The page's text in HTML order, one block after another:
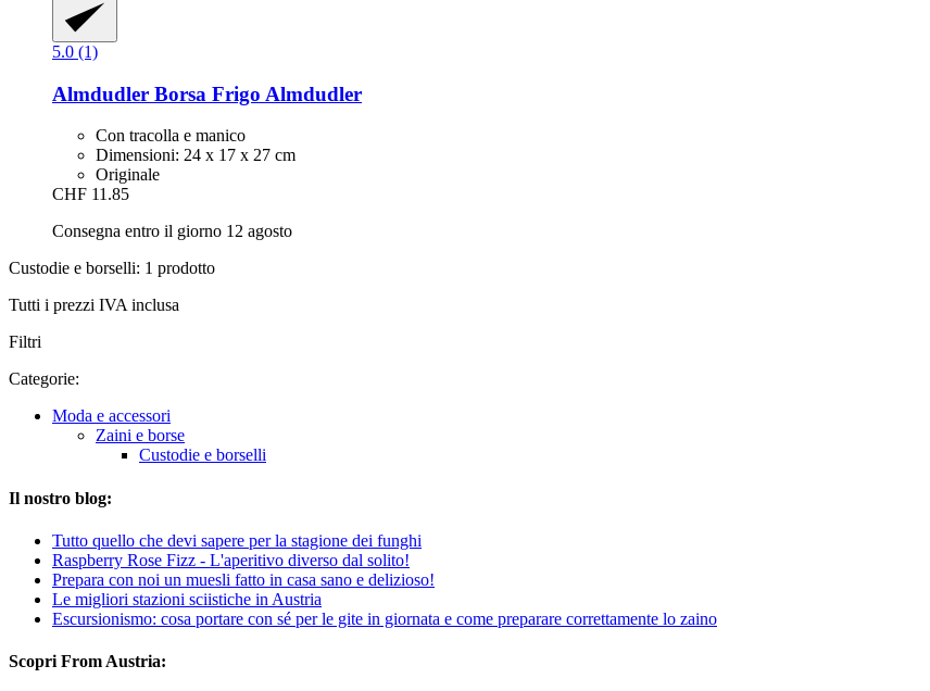
5.0 (1)
Almdudler Borsa Frigo Almdudler
Con tracolla e manico
Dimensioni: 24 x 17 x 27 cm
Originale
CHF 11.85
Consegna entro il giorno 12 agosto
Custodie e borselli: 1 prodotto
Tutti i prezzi IVA inclusa
Filtri
Categorie:
Moda e accessori
Zaini e borse
Custodie e borselli
Il nostro blog:
Tutto quello che devi sapere per la stagione dei funghi
Raspberry Rose Fizz - L'aperitivo diverso dal solito!
Prepara con noi un muesli fatto in casa sano e delizioso!
Le migliori stazioni sciistiche in Austria
Escursionismo: cosa portare con sé per le gite in giornata e come preparare correttamente lo zaino
Scopri From Austria: